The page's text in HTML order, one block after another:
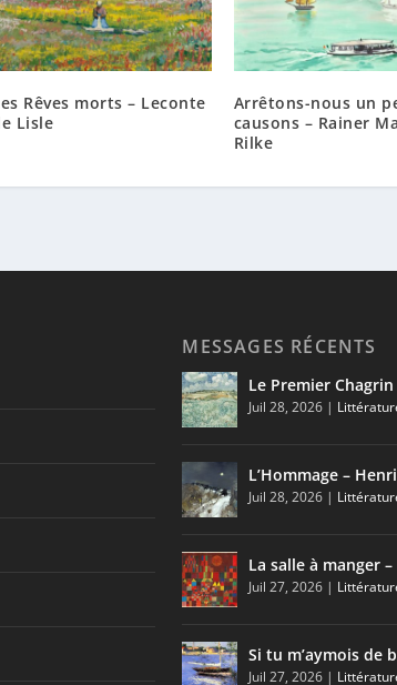
Rêves morts – Leconte
Lisle
Arrêtons-nous un
causons – Rainer
Rilke
MESSAGES RÉCENTS
Le Premier
Juil 28, 2026 |
L’Hommage –
Juil 28, 2026 |
La salle à manger
Juil 27, 2026 |
Si tu m’aymois de
Juil 27, 2026 |